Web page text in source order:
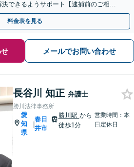
できるようサポート【逮捕前のご相談
スをします【初回相談無料】
料金表を見る
メールでお問い合わせ
長谷川 知正 弁護士
勝川法律事務所
愛
知
県
|
春日
井市
勝川駅 から
徒歩1分
営業時間：本
日定休日